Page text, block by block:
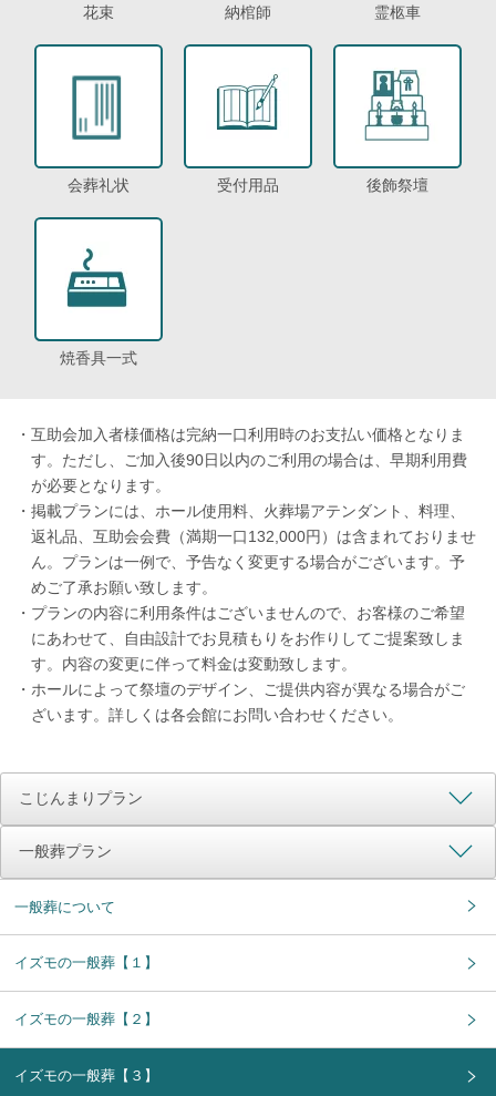
花束 納棺師 霊柩車
会葬礼状 受付用品 後飾祭壇
焼香具一式
・互助会加入者様価格は完納一口利用時のお支払い価格となりま
す。ただし、ご加入後90日以内のご利用の場合は、早期利用費
が必要となります。
・掲載プランには、ホール使用料、火葬場アテンダント、料理、
返礼品、互助会会費（満期一口132,000円）は含まれておりませ
ん。プランは一例で、予告なく変更する場合がございます。予
めご了承お願い致します。
・ プランの内容に利用条件はございませんので、お客様のご希望
にあわせて、自由設計でお見積もりをお作りしてご提案致しま
す。内容の変更に伴って料金は変動致します。
・ ホールによって祭壇のデザイン、ご提供内容が異なる場合がご
ざいます。詳しくは各会館にお問い合わせください。
こじんまりプラン
一般葬プラン
一般葬について
イズモの一般葬【１】
イズモの一般葬【２】
イズモの一般葬【３】